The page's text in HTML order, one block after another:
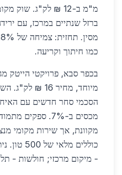
כמו חיתוך וקריעה.
בכפר סבא, פרויקטי הייטק
מיוחד, מחיר 16 ₪
הסכמי סחר חדשים עם
מכסים ב-7%.
מקוונת, אך שירות מקומי
- מיקום מרכזי; חולשות -